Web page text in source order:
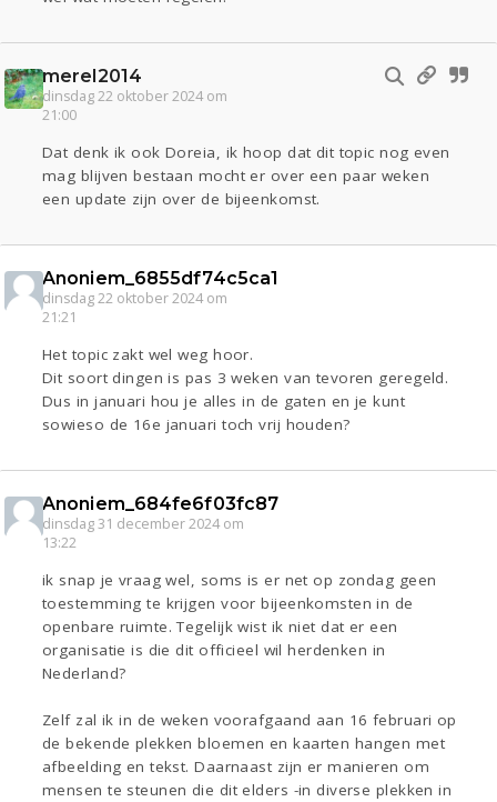
merel2014
dinsdag 22 oktober 2024 om
21:00
Dat denk ik ook Doreia, ik hoop dat dit topic nog even
mag blijven bestaan mocht er over een paar weken
een update zijn over de bijeenkomst.
Anoniem_6855df74c5ca1
dinsdag 22 oktober 2024 om
21:21
Het topic zakt wel weg hoor.
Dit soort dingen is pas 3 weken van tevoren geregeld.
Dus in januari hou je alles in de gaten en je kunt
sowieso de 16e januari toch vrij houden?
Anoniem_684fe6f03fc87
dinsdag 31 december 2024 om
13:22
ik snap je vraag wel, soms is er net op zondag geen
toestemming te krijgen voor bijeenkomsten in de
openbare ruimte. Tegelijk wist ik niet dat er een
organisatie is die dit officieel wil herdenken in
Nederland?
Zelf zal ik in de weken voorafgaand aan 16 februari op
de bekende plekken bloemen en kaarten hangen met
afbeelding en tekst. Daarnaast zijn er manieren om
mensen te steunen die dit elders -in diverse plekken in